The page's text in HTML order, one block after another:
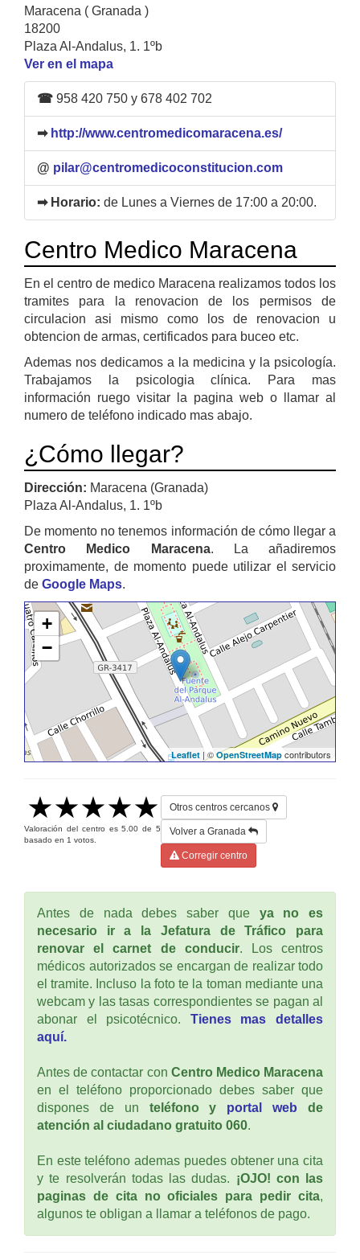
Maracena ( Granada )
18200
Plaza Al-Andalus, 1. 1ºb
Ver en el mapa
☎ 958 420 750 y 678 402 702
➡ http://www.centromedicomaracena.es/
@ pilar@centromedicoconstitucion.com
➡ Horario: de Lunes a Viernes de 17:00 a 20:00.
Centro Medico Maracena
En el centro de medico Maracena realizamos todos los
tramites para la renovacion de los permisos de
circulacion asi mismo como los de renovacion u
obtencion de armas, certificados para buceo etc.
Ademas nos dedicamos a la medicina y la psicología.
Trabajamos la psicologia clínica. Para mas
información ruego visitar la pagina web o llamar al
numero de teléfono indicado mas abajo.
¿Cómo llegar?
Dirección: Maracena (Granada)
Plaza Al-Andalus, 1. 1ºb
De momento no tenemos información de cómo llegar a
Centro Medico Maracena. La añadiremos
proximamente, de momento puede utilizar el servicio
de Google Maps.
+
−
Leaflet | ©OpenStreetMap contributors
Valoración del centro es5.00 de5
basado en 1 votos.
Otros centros cercanos
Volver a Granada
Corregir centro
Antes de nada debes saber que ya no es
necesario ir a la Jefatura de Tráfico para
renovar el carnet de conducir. Los centros
médicos autorizados se encargan de realizar todo
el tramite. Incluso la foto te la toman mediante una
webcam y las tasas correspondientes se pagan al
abonar el psicotécnico. Tienes mas detalles
aquí.
Antes de contactar con Centro Medico Maracena
en el teléfono proporcionado debes saber que
dispones de un teléfono y portal web de
atención al ciudadano gratuito 060.
En este teléfono ademas puedes obtener una cita
y te resolverán todas las dudas. ¡OJO! con las
paginas de cita no oficiales para pedir cita,
algunos te obligan a llamar a teléfonos de pago.